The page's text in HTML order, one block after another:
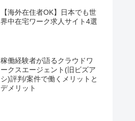
【海外在住者OK】日本でも世
界中在宅ワーク求人サイト4選
稼働経験者が語るクラウドワ
ークスエージェント(旧ビズア
シ)評判/案件で働くメリットと
デメリット